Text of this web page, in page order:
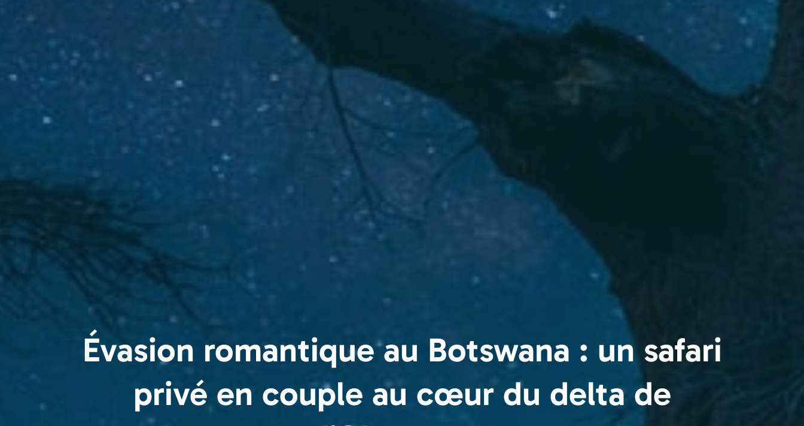
Évasion romantique au Botswana : un safari
privé en couple au cœur du delta de